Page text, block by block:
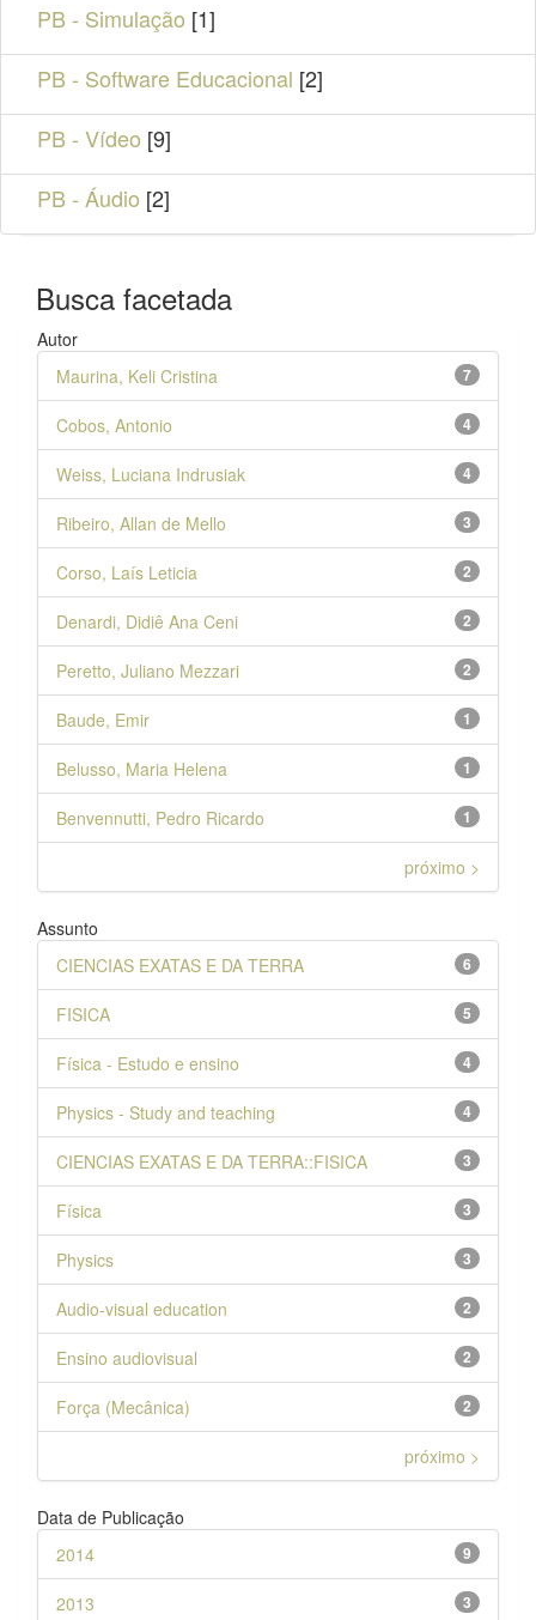
PB - Simulação [1]
PB - Software Educacional [2]
PB - Vídeo [9]
PB - Áudio [2]
Busca facetada
Autor
7
Maurina, Keli Cristina
4
Cobos, Antonio
4
Weiss, Luciana Indrusiak
3
Ribeiro, Allan de Mello
2
Corso, Laís Leticia
2
Denardi, Didiê Ana Ceni
2
Peretto, Juliano Mezzari
1
Baude, Emir
1
Belusso, Maria Helena
1
Benvennutti, Pedro Ricardo
próximo >
Assunto
6
CIENCIAS EXATAS E DA TERRA
5
FISICA
4
Física - Estudo e ensino
4
Physics - Study and teaching
3
CIENCIAS EXATAS E DA TERRA::FISICA
3
Física
3
Physics
2
Audio-visual education
2
Ensino audiovisual
2
Força (Mecânica)
próximo >
Data de Publicação
9
2014
3
2013